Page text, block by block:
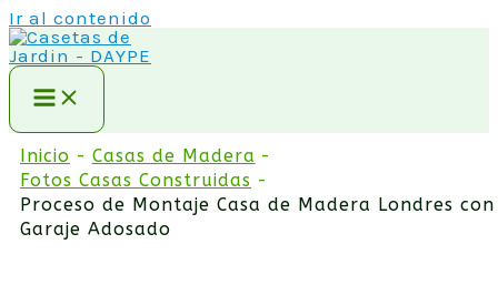
Ir al contenido
Inicio
Casas de Madera
Fotos Casas Construidas
Proceso de Montaje Casa de Madera Londres con
Garaje Adosado